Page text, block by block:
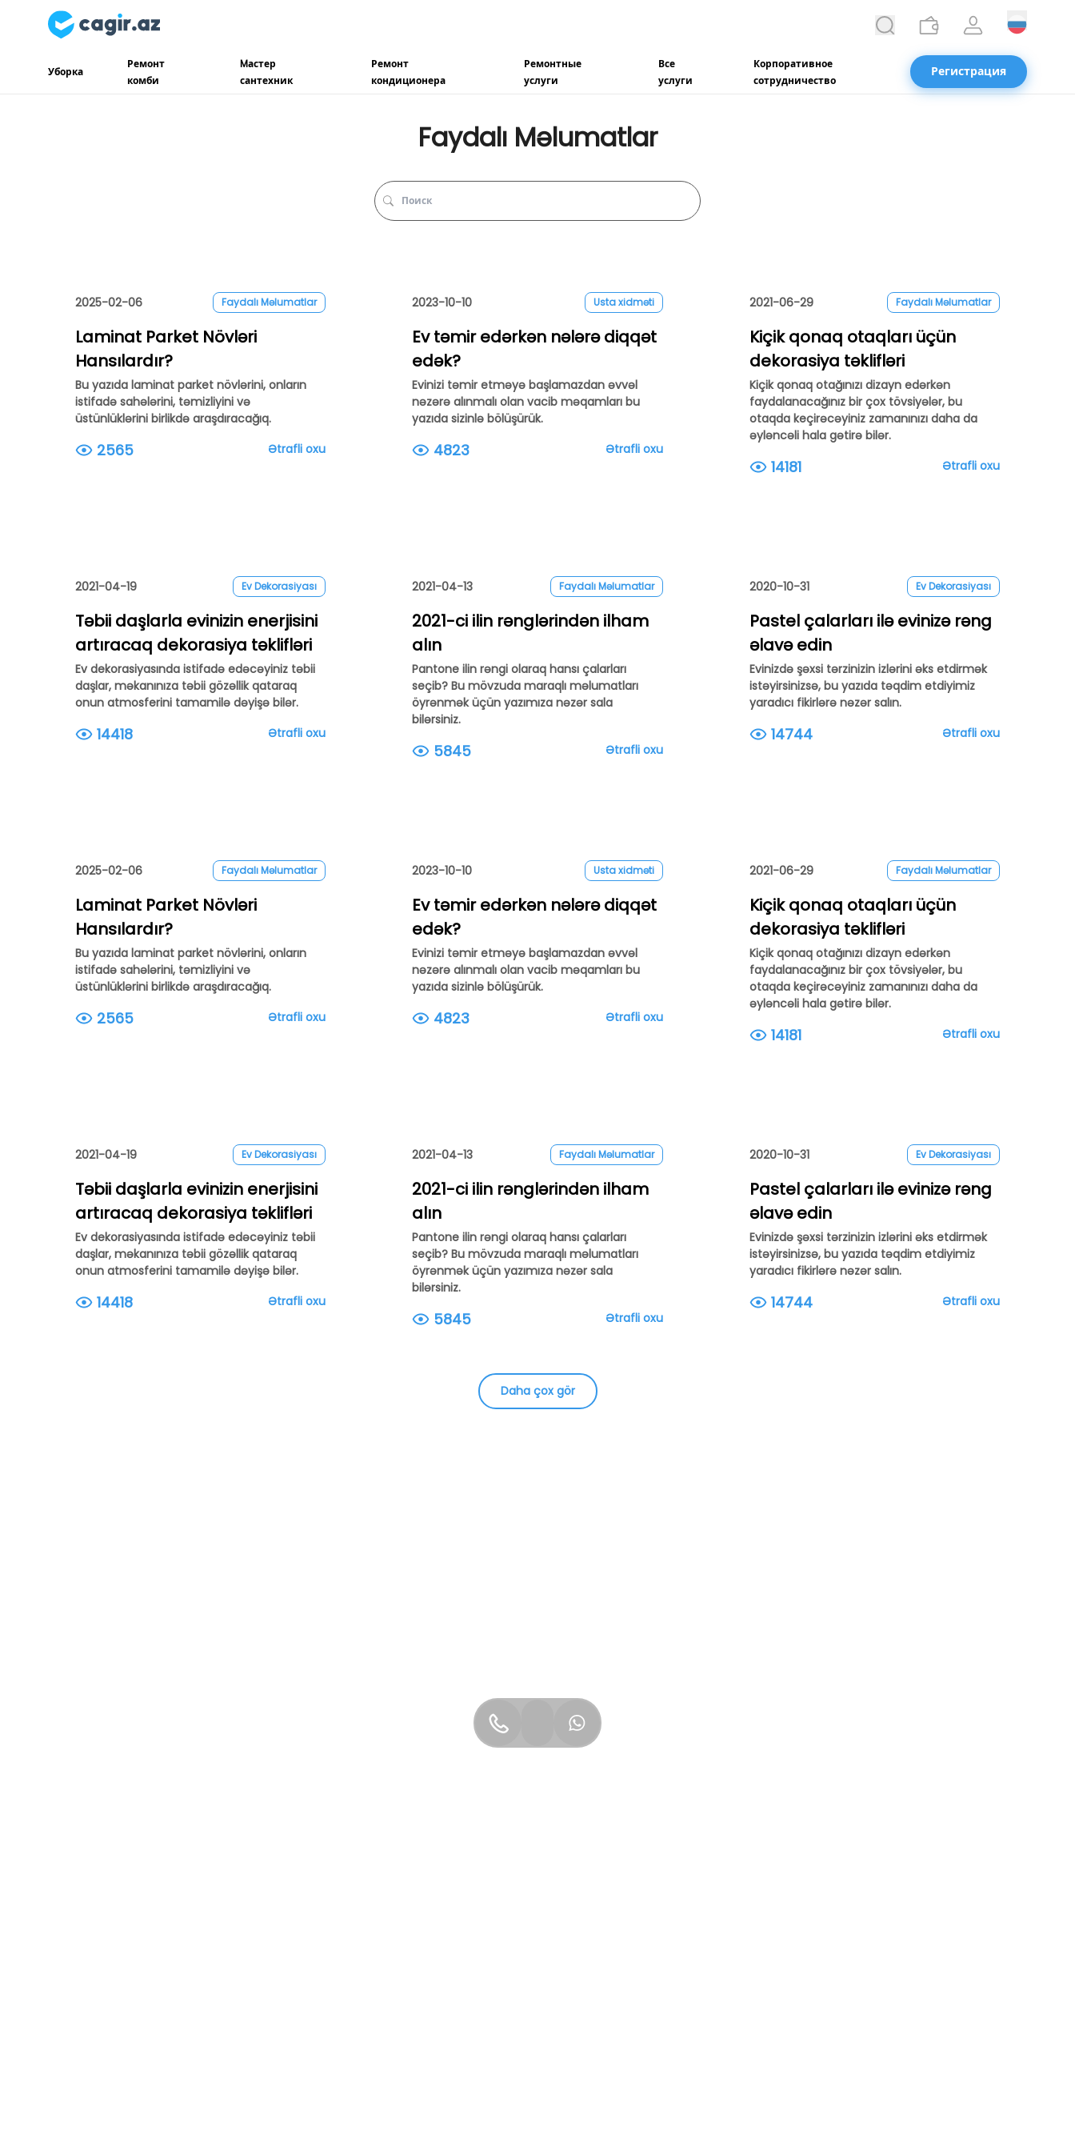
Уборка
Ремонт
комби
Mастер
сантехник
Ремонт
кондиционера
Ремонтные
услуги
Все
услуги
Корпоративное
сотрудничество
Регистрация
Faydalı Məlumatlar
2025-02-06 Faydalı Məlumatlar
Laminat Parket Növləri
Hansılardır?
Bu yazıda laminat parket növlərini, onların
istifadə sahələrini, təmizliyini və
üstünlüklərini birlikdə araşdıracağıq.
2565 Ətrafli oxu
2023-10-10 Usta xidməti
Ev təmir edərkən nələrə diqqət
edək?
Evinizi təmir etməyə başlamazdan əvvəl
nəzərə alınmalı olan vacib məqamları bu
yazıda sizinlə bölüşürük.
4823 Ətrafli oxu
2021-06-29 Faydalı Məlumatlar
Kiçik qonaq otaqları üçün
dekorasiya təklifləri
Kiçik qonaq otağınızı dizayn edərkən
faydalanacağınız bir çox tövsiyələr, bu
otaqda keçirəcəyiniz zamanınızı daha da
əyləncəli hala gətirə bilər.
14181 Ətrafli oxu
2021-04-19 Ev Dekorasiyası
Təbii daşlarla evinizin enerjisini
artıracaq dekorasiya təklifləri
Ev dekorasiyasında istifadə edəcəyiniz təbii
daşlar, məkanınıza təbii gözəllik qataraq
onun atmosferini tamamilə dəyişə bilər.
14418 Ətrafli oxu
2021-04-13 Faydalı Məlumatlar
2021-ci ilin rənglərindən ilham
alın
Pantone ilin rəngi olaraq hansı çalarları
seçib? Bu mövzuda maraqlı məlumatları
öyrənmək üçün yazımıza nəzər sala
bilərsiniz.
5845 Ətrafli oxu
2020-10-31 Ev Dekorasiyası
Pastel çalarları ilə evinizə rəng
əlavə edin
Evinizdə şəxsi tərzinizin izlərini əks etdirmək
istəyirsinizsə, bu yazıda təqdim etdiyimiz
yaradıcı fikirlərə nəzər salın.
14744 Ətrafli oxu
2025-02-06 Faydalı Məlumatlar
Laminat Parket Növləri
Hansılardır?
Bu yazıda laminat parket növlərini, onların
istifadə sahələrini, təmizliyini və
üstünlüklərini birlikdə araşdıracağıq.
2565 Ətrafli oxu
2023-10-10 Usta xidməti
Ev təmir edərkən nələrə diqqət
edək?
Evinizi təmir etməyə başlamazdan əvvəl
nəzərə alınmalı olan vacib məqamları bu
yazıda sizinlə bölüşürük.
4823 Ətrafli oxu
2021-06-29 Faydalı Məlumatlar
Kiçik qonaq otaqları üçün
dekorasiya təklifləri
Kiçik qonaq otağınızı dizayn edərkən
faydalanacağınız bir çox tövsiyələr, bu
otaqda keçirəcəyiniz zamanınızı daha da
əyləncəli hala gətirə bilər.
14181 Ətrafli oxu
2021-04-19 Ev Dekorasiyası
Təbii daşlarla evinizin enerjisini
artıracaq dekorasiya təklifləri
Ev dekorasiyasında istifadə edəcəyiniz təbii
daşlar, məkanınıza təbii gözəllik qataraq
onun atmosferini tamamilə dəyişə bilər.
14418 Ətrafli oxu
2021-04-13 Faydalı Məlumatlar
2021-ci ilin rənglərindən ilham
alın
Pantone ilin rəngi olaraq hansı çalarları
seçib? Bu mövzuda maraqlı məlumatları
öyrənmək üçün yazımıza nəzər sala
bilərsiniz.
5845 Ətrafli oxu
2020-10-31 Ev Dekorasiyası
Pastel çalarları ilə evinizə rəng
əlavə edin
Evinizdə şəxsi tərzinizin izlərini əks etdirmək
istəyirsinizsə, bu yazıda təqdim etdiyimiz
yaradıcı fikirlərə nəzər salın.
14744 Ətrafli oxu
Daha çox gör